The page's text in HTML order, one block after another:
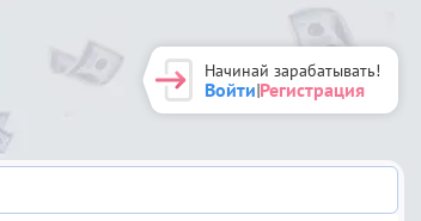
Начинай зарабатывать!
Войти|Регистрация